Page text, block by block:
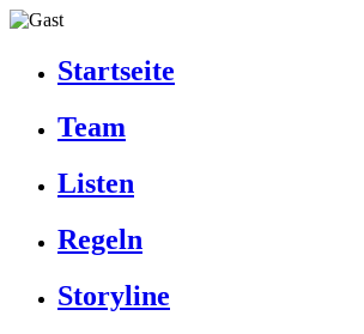
Startseite
Team
Listen
Regeln
Storyline